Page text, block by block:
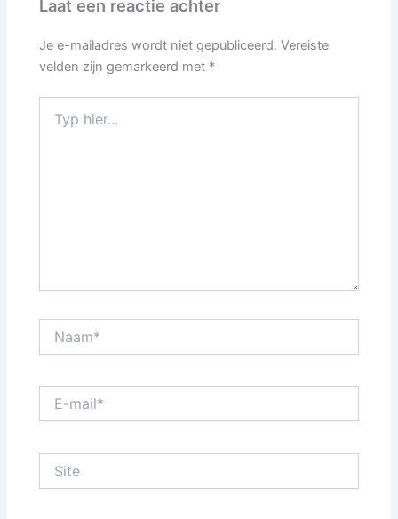
Laat een reactie achter
Je e-mailadres wordt niet gepubliceerd. Vereiste
velden zijn gemarkeerd met *
hier...
mail*